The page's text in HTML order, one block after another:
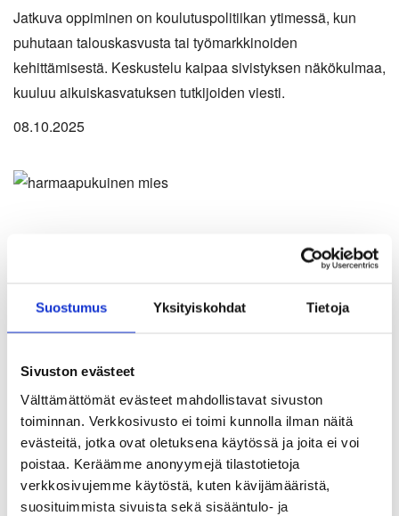
Suostumus Yksityiskohdat Tietoja
Sivuston evästeet
Välttämättömät evästeet mahdollistavat sivuston
toiminnan. Verkkosivusto ei toimi kunnolla ilman näitä
evästeitä, jotka ovat oletuksena käytössä ja joita ei voi
poistaa. Keräämme anonyymejä tilastotietoja
verkkosivujemme käytöstä, kuten kävijämääristä,
suosituimmista sivuista sekä sisääntulo- ja
Jatkuva oppiminen on koulutuspolitiikan ytimessä, kun
puhutaan talouskasvusta tai työmarkkinoiden
kehittämisestä. Keskustelu kaipaa sivistyksen näkökulmaa,
kuuluu aikuiskasvatuksen tutkijoiden viesti.
08.10.2025
Ajankohtaista
Sivistyksen selkäranka uhkaa
katketa säästöihin